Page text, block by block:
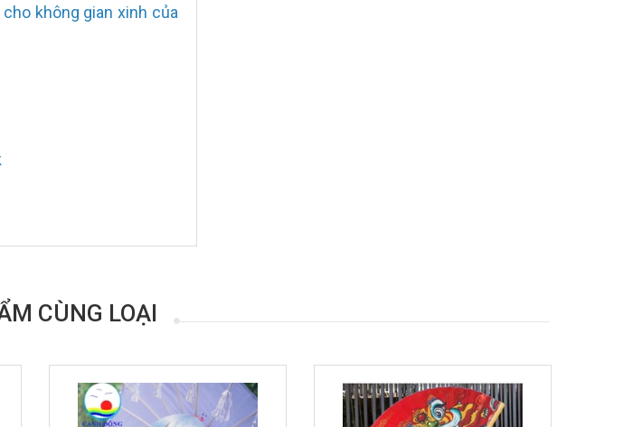
không gian xinh của
CÙNG LOẠI